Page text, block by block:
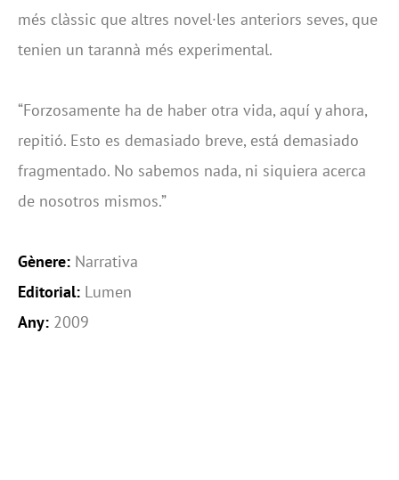
més clàssic que altres novel·les anteriors seves, que
tenien un tarannà més experimental.
“Forzosamente ha de haber otra vida, aquí y ahora,
repitió. Esto es demasiado breve, está demasiado
fragmentado. No sabemos nada, ni siquiera acerca
de nosotros mismos.”
Gènere: Narrativa
Editorial: Lumen
Any: 2009